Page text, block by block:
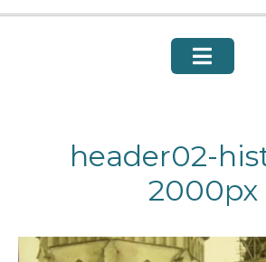
header02-
2000px